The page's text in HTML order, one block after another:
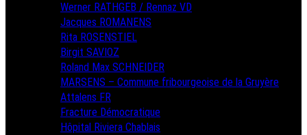
Werner RATHGEB / Rennaz VD
Jacques ROMANENS
Rita ROSENSTIEL
Birgit SAVIOZ
Roland Max SCHNEIDER
MARSENS – Commune fribourgeoise de la Gruyère
Attalens FR
Fracture Démocratique
Hôpital Riviera Chablais